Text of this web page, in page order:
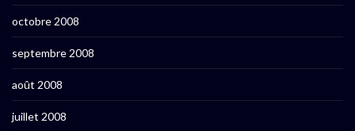
octobre 2008
septembre 2008
août 2008
juillet 2008